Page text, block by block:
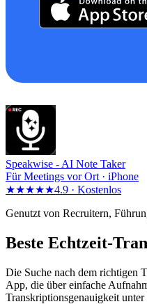
Speakwise - AI Note Taker
Für Meetings vor Ort · iPhone
★★★★★4.9 · Kostenlos
Genutzt von Recruitern,
Beste Echtzeit-
Die Suche nach dem richtigen
App, die über einfache
Transkriptionsgenauigkeit